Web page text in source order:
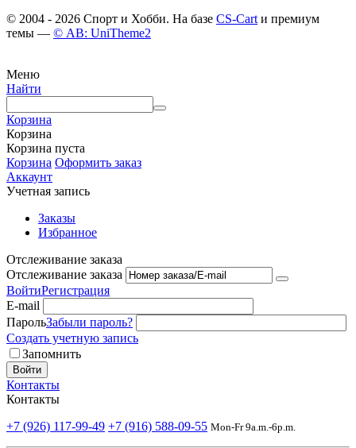
© 2004 - 2026 Спорт и Хобби. На базе CS-Cart и премиум
темы — © AB: UniTheme2
Меню
Найти
Корзина
Корзина
Корзина пуста
Корзина Оформить заказ
Аккаунт
Учетная запись
Заказы
Избранное
Отслеживание заказа
Отслеживание заказа
ВойтиРегистрация
E-mail
ПарольЗабыли пароль?
Создать учетную запись
Запомнить
Войти
Контакты
Контакты
+7 (926) 117-99-49 +7 (916) 588-09-55 Mon-Fr 9a.m.-6p.m.